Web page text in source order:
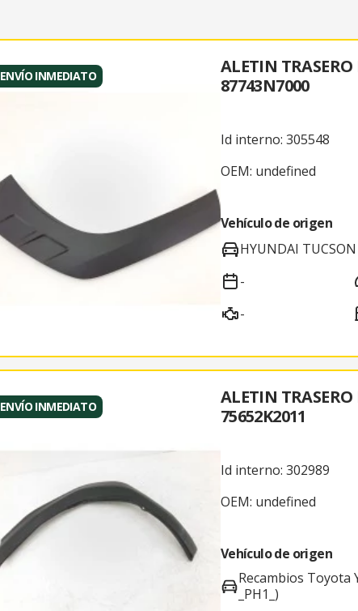
ENVÍO INMEDIATO
ALETIN
87743N7000
Id interno: 305548
OEM: undefined
Vehículo de origen
HYUNDAI
-
-
ENVÍO INMEDIATO
ALETIN
75652K2011
Id interno: 302989
OEM: undefined
Vehículo de origen
Recambios Toyota
_PH1_)